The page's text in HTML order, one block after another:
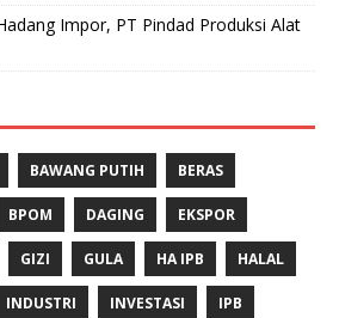
Impor, PT Pindad Produksi Alat
BAWANG PUTIH BERAS
BPOM DAGING EKSPOR
GIZI GULA HA IPB HALAL
INDUSTRI INVESTASI IPB